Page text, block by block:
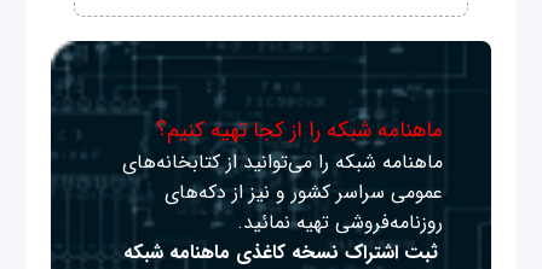
ماهنامه شبکه را از کجا تهیه کنیم؟
ماهنامه شبکه را می‌توانید از کتابخانه‌های
عمومی سراسر کشور و نیز از دکه‌های
روزنامه‌فروشی تهیه نمائید.
ثبت اشتراک نسخه کاغذی ماهنامه شبکه